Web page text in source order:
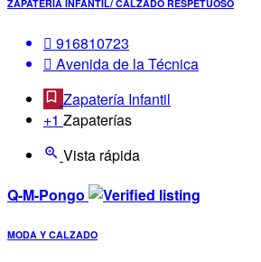
ZAPATERÍA INFANTIL/ CALZADO RESPETUOSO
916810723
Avenida de la Técnica
Zapatería Infantil
+1 Zapaterías
Vista rápida
Q-M-Pongo
MODA Y CALZADO